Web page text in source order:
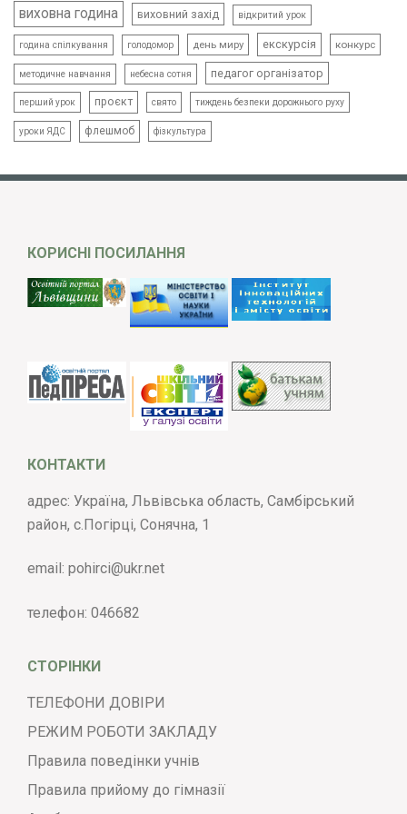
виховна година виховний захід відкритий урок
година спілкування голодомор день миру екскурсія конкурс
методичне навчання небесна сотня педагог організатор
перший урок проєкт свято тиждень безпеки дорожнього руху
уроки ЯДС флешмоб фізкультура
КОРИСНІ ПОСИЛАННЯ
КОНТАКТИ
адрес: Україна, Львівська область, Самбірський
район, с.Погірці, Сонячна, 1
email: pohirci@ukr.net
телефон: 046682
СТОРІНКИ
ТЕЛЕФОНИ ДОВІРИ
РЕЖИМ РОБОТИ ЗАКЛАДУ
Правила поведінки учнів
Правила прийому до гімназії